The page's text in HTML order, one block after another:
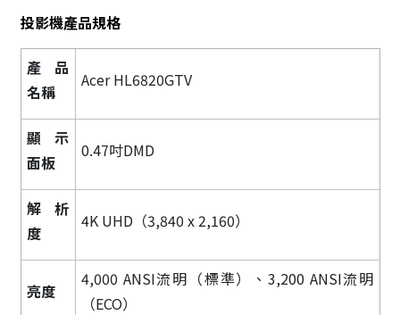
投影機產品規格
產品
名稱
Acer HL6820GTV
顯示
面板
0.47吋DMD
解析
度
4K UHD（3,840 x 2,160）
亮度
4,000 ANSI流明（標準）、3,200 ANSI流明
（ECO）